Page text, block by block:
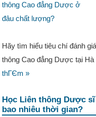
Hãy tìm hiểu tiêu chí đánh
thông Cao đẳng Dược tại
thГЄm »
Học Liên thông Dược sĩ
bao nhiêu thời gian?